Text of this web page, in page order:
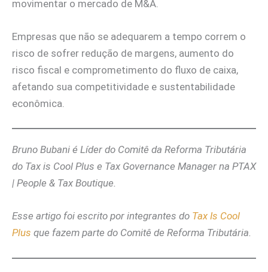
movimentar o mercado de M&A.
Empresas que não se adequarem a tempo correm o
risco de sofrer redução de margens, aumento do
risco fiscal e comprometimento do fluxo de caixa,
afetando sua competitividade e sustentabilidade
econômica.
Bruno Bubani é Líder do Comitê da Reforma Tributária
do Tax is Cool Plus e Tax Governance Manager na PTAX
| People & Tax Boutique.
Esse artigo foi escrito por integrantes do Tax Is Cool
Plus que fazem parte do Comitê de Reforma Tributária.